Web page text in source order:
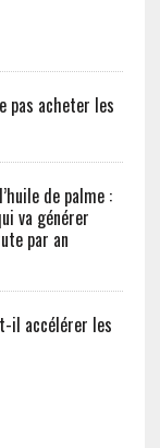
pas acheter les
de palme :
va générer
par an
il accélérer les